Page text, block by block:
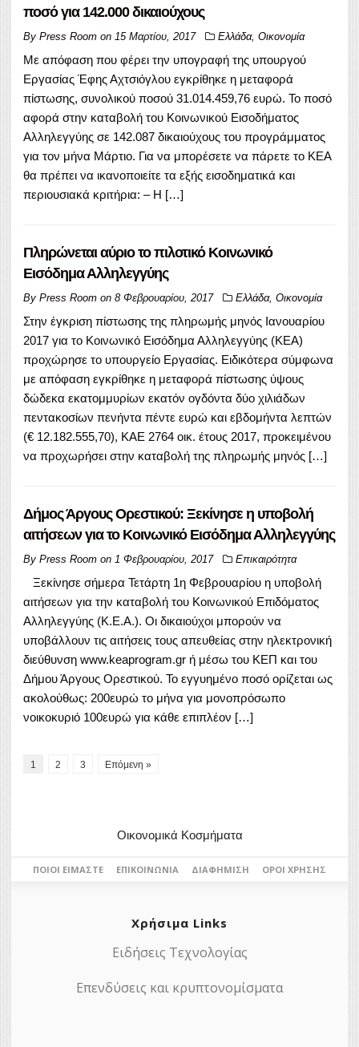
ποσό για 142.000 δικαιούχους
By Press Room on 15 Μαρτίου, 2017 Ελλάδα, Οικονομία
Με απόφαση που φέρει την υπογραφή της υπουργού
Εργασίας Έφης Αχτσιόγλου εγκρίθηκε η μεταφορά
πίστωσης, συνολικού ποσού 31.014.459,76 ευρώ. Το ποσό
αφορά στην καταβολή του Κοινωνικού Εισοδήματος
Αλληλεγγύης σε 142.087 δικαιούχους του προγράμματος
για τον μήνα Μάρτιο. Για να μπορέσετε να πάρετε το ΚΕΑ
θα πρέπει να ικανοποιείτε τα εξής εισοδηματικά και
περιουσιακά κριτήρια: – Η […]
Πληρώνεται αύριο το πιλοτικό Κοινωνικό
Εισόδημα Αλληλεγγύης
By Press Room on 8 Φεβρουαρίου, 2017 Ελλάδα, Οικονομία
Στην έγκριση πίστωσης της πληρωμής μηνός Ιανουαρίου
2017 για το Κοινωνικό Εισόδημα Αλληλεγγύης (ΚΕΑ)
προχώρησε το υπουργείο Εργασίας. Ειδικότερα σύμφωνα
με απόφαση εγκρίθηκε η μεταφορά πίστωσης ύψους
δώδεκα εκατομμυρίων εκατόν ογδόντα δύο χιλιάδων
πεντακοσίων πενήντα πέντε ευρώ και εβδομήντα λεπτών
(€ 12.182.555,70), ΚΑΕ 2764 οικ. έτους 2017, προκειμένου
να προχωρήσει στην καταβολή της πληρωμής μηνός […]
Δήμος Άργους Ορεστικού: Ξεκίνησε η υποβολή
αιτήσεων για το Κοινωνικό Εισόδημα Αλληλεγγύης
By Press Room on 1 Φεβρουαρίου, 2017 Επικαιρότητα
Ξεκίνησε σήμερα Τετάρτη 1η Φεβρουαρίου η υποβολή
αιτήσεων για την καταβολή του Κοινωνικού Επιδόματος
Αλληλεγγύης (Κ.Ε.Α.). Οι δικαιούχοι μπορούν να
υποβάλλουν τις αιτήσεις τους απευθείας στην ηλεκτρονική
διεύθυνση www.keaprogram.gr ή μέσω του ΚΕΠ και του
Δήμου Άργους Ορεστικού. Το εγγυημένο ποσό ορίζεται ως
ακολούθως: 200ευρώ το μήνα για μονοπρόσωπο
νοικοκυριό 100ευρώ για κάθε επιπλέον […]
1 2 3 Επόμενη »
Οικονομικά Κοσμήματα
ΠΟΙΟΙ ΕΊΜΑΣΤΕ ΕΠΙΚΟΙΝΩΝΊΑ ΔΙΑΦΉΜΙΣΗ ΌΡΟΙ ΧΡΉΣΗΣ
Χρήσιμα Links
Ειδήσεις Τεχνολογίας
Επενδύσεις και κρυπτονομίσματα